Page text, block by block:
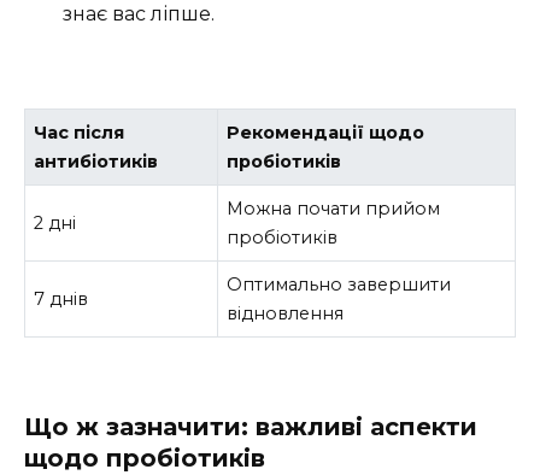
знає вас ліпше.
Час після
антибіотиків
Рекомендації щодо
пробіотиків
2 дні
Можна почати прийом
пробіотиків
7 днів
Оптимально завершити
відновлення
Що ж зазначити: важливі аспекти
щодо пробіотиків